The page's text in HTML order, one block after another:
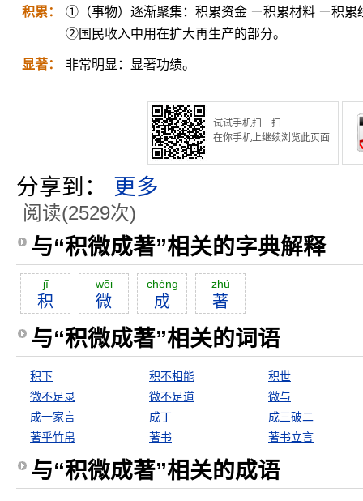
积累：
①（事物）逐渐聚集：积累资金 ㄧ积累材料 ㄧ积累
②国民收入中用在扩大再生产的部分。
显著： 非常明显：显著功绩。
试试手机扫一扫
在你手机上继续浏览此页面
分享到： 更多
阅读(2529次)
与“积微成著”相关的字典解释
jī
积
wēi
微
chéng
成
zhù
著
与“积微成著”相关的词语
积下 积不相能
积世
微不足录
微不足道
微与
成一家言
成丁
成三破二
著乎竹帛
著书 著书立言
与“积微成著”相关的成语